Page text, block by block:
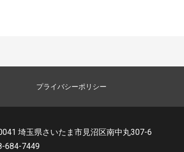
プライバシーポリシー
埼玉県さいたま市見沼区南中丸307-6
684-7449